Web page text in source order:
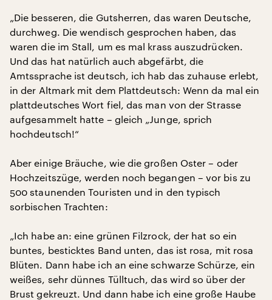
„Die besseren, die Gutsherren, das waren Deutsche,
durchweg. Die wendisch gesprochen haben, das
waren die im Stall, um es mal krass auszudrücken.
Und das hat natürlich auch abgefärbt, die
Amtssprache ist deutsch, ich hab das zuhause erlebt,
in der Altmark mit dem Plattdeutsch: Wenn da mal ein
plattdeutsches Wort fiel, das man von der Strasse
aufgesammelt hatte – gleich „Junge, sprich
hochdeutsch!“
Aber einige Bräuche, wie die großen Oster – oder
Hochzeitszüge, werden noch begangen – vor bis zu
500 staunenden Touristen und in den typisch
sorbischen Trachten:
„Ich habe an: eine grünen Filzrock, der hat so ein
buntes, besticktes Band unten, das ist rosa, mit rosa
Blüten. Dann habe ich an eine schwarze Schürze, ein
weißes, sehr dünnes Tülltuch, das wird so über der
Brust gekreuzt. Und dann habe ich eine große Haube